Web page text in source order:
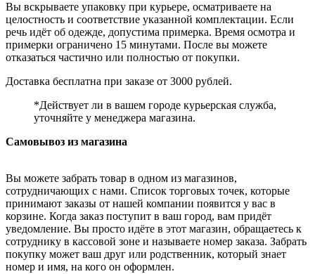
Вы вскрываете упаковку при курьере, осматриваете на
целостность и соответствие указанной комплектации. Если
речь идёт об одежде, допустима примерка. Время осмотра и
примерки ограничено 15 минутами. После вы можете
отказаться частично или полностью от покупки.
Доставка бесплатна при заказе от 3000 рублей.
*Действует ли в вашем городе курьерская служба,
уточняйте у менеджера магазина.
Самовывоз из магазина
Вы можете забрать товар в одном из магазинов,
сотрудничающих с нами. Список торговых точек, которые
принимают заказы от нашей компании появится у вас в
корзине. Когда заказ поступит в ваш город, вам придёт
уведомление. Вы просто идёте в этот магазин, обращаетесь к
сотруднику в кассовой зоне и называете номер заказа. Забрать
покупку может ваш друг или родственник, который знает
номер и имя, на кого он оформлен.